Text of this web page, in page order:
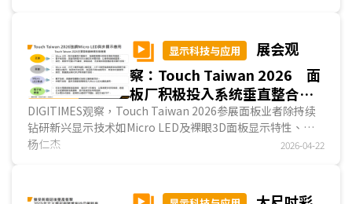
板节能需求趋严，有利彩色电子纸发展；AI双向翻译器提升透
明显示器需求；AR眼镜沉浸式视觉，提升微显示器发展；而
无人机与人形机器人则创造无人机控制器与改善机器人手部傳
感能力的需求。...
显示科技与应用
展会观
察：Touch Taiwan 2026 面
板厂积极投入系统垂直整合与
非显示事业 开拓新利基
DIGITIMES观察，Touch Taiwan 2026参展面板业者除持续
钻研新兴显示技术如Micro LED及裸眼3D面板显示特性、并
持续改进IT用TFT LCD省电性以因应AI时代对IT产业的冲击
求，并透过原有的设备与技术经验，积极投入FOPLP、光通
杨仁杰 2026-04-22